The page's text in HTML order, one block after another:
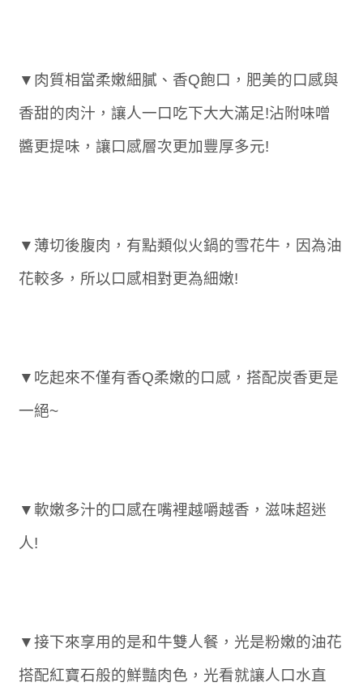
▼肉質相當柔嫩細膩、香Q飽口，肥美的口感與
香甜的肉汁，讓人一口吃下大大滿足!沾附味噌
醬更提味，讓口感層次更加豐厚多元!
▼薄切後腹肉，有點類似火鍋的雪花牛，因為油
花較多，所以口感相對更為細嫩!
▼吃起來不僅有香Q柔嫩的口感，搭配炭香更是
一絕~
▼軟嫩多汁的口感在嘴裡越嚼越香，滋味超迷
人!
▼接下來享用的是和牛雙人餐，光是粉嫩的油花
搭配紅寶石般的鮮豔肉色，光看就讓人口水直